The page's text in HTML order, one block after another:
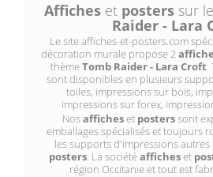
Afficheset posterssur
Raider - Lara
Le site affiches-et-posters.com
décoration murale propose 2
thèmeTomb Raider - Lara Croft.
sont disponibles en plusieurs
toiles, impressions sur bois,
impressions sur forex,
Nosafficheset posterssont
emballages spécialisés et toujours
les supports d'impressions autres
posters. La sociétéafficheset
région Occitanie et tout est